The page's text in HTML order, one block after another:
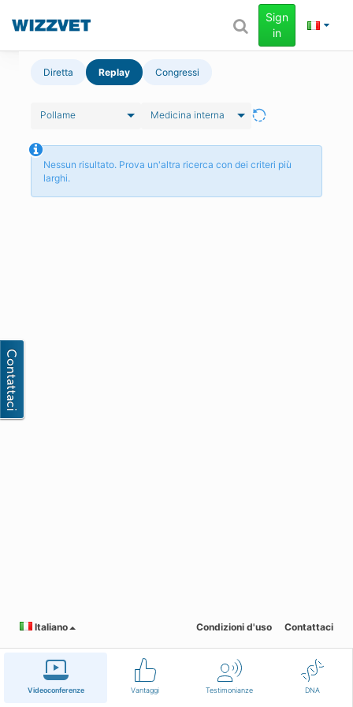
Videoconferenze Vantaggi Testimonianze DNA
Sign
in
Diretta Replay Congressi
Pollame Medicina interna
Nessun risultato. Prova un'altra ricerca con dei criteri più
larghi.
Italiano Condizioni d'uso Contattaci